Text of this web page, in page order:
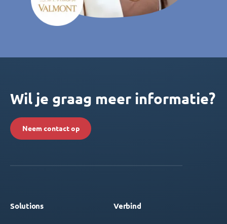
Wil je graag meer informatie?
Neem contact op
Solutions Verbind